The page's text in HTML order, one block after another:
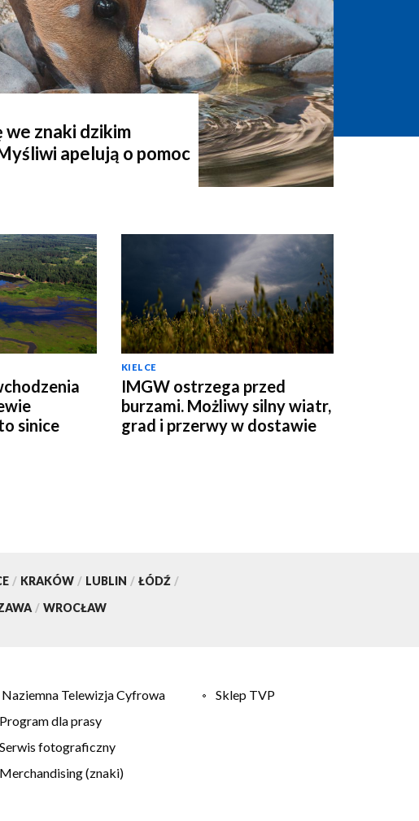
we znaki dzikim
apelują o pomoc
sinice
KIELCE
IMGW ostrzega przed
burzami. Możliwy silny wiatr,
grad i przerwy w dostawie
/ KRAKÓW / LUBLIN / ŁÓDŹ /
/ WROCŁAW
Naziemna Telewizja Cyfrowa
Sklep TVP
Program dla prasy
Serwis fotograficzny
Merchandising (znaki)